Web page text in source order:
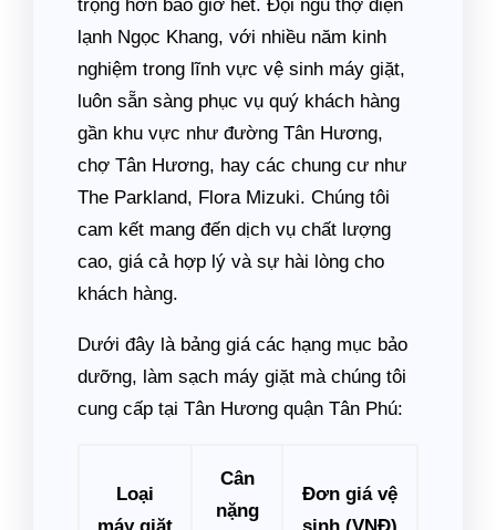
trọng hơn bao giờ hết. Đội ngũ thợ điện
lạnh Ngọc Khang, với nhiều năm kinh
nghiệm trong lĩnh vực vệ sinh máy giặt,
luôn sẵn sàng phục vụ quý khách hàng
gần khu vực như đường Tân Hương,
chợ Tân Hương, hay các chung cư như
The Parkland, Flora Mizuki. Chúng tôi
cam kết mang đến dịch vụ chất lượng
cao, giá cả hợp lý và sự hài lòng cho
khách hàng.
Dưới đây là bảng giá các hạng mục bảo
dưỡng, làm sạch máy giặt mà chúng tôi
cung cấp tại Tân Hương quận Tân Phú:
Loại
máy giặt
Cân
nặng
Đơn giá vệ
sinh (VNĐ)